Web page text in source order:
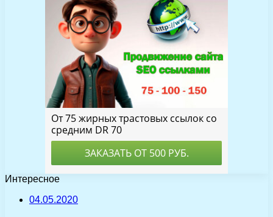
Интересное
04.05.2020